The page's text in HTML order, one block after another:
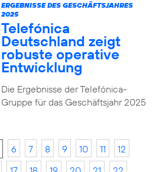
ERGEBNISSE DES GESCHÄFTSJAHRES
2025
Telefónica
Deutschland zeigt
robuste operative
Entwicklung
Die Ergebnisse der Telefónica-
Gruppe für das Geschäftsjahr 2025
6 7 8 9 10 11
12